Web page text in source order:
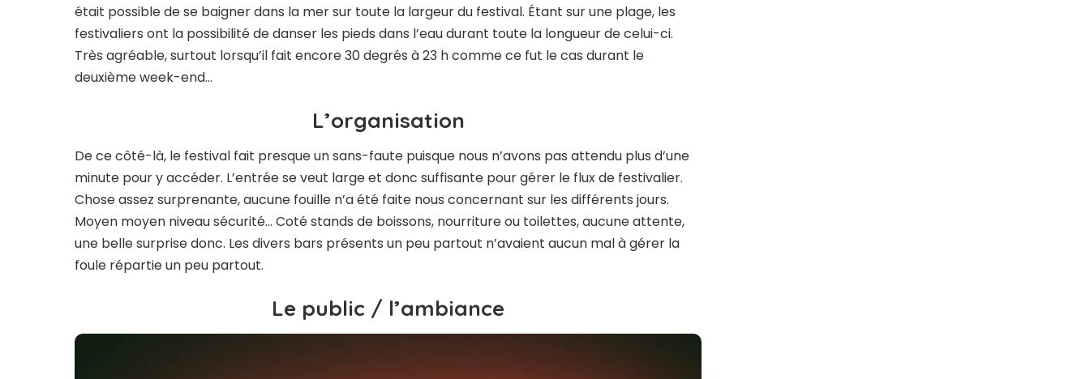
était possible de se baigner dans la mer sur toute la largeur du festival. Étant sur une plage, les
festivaliers ont la possibilité de danser les pieds dans l’eau durant toute la longueur de celui-ci.
Très agréable, surtout lorsqu’il fait encore 30 degrés à 23 h comme ce fut le cas durant le
deuxième week-end…
L’organisation
De ce côté-là, le festival fait presque un sans-faute puisque nous n’avons pas attendu plus d’une
minute pour y accéder. L’entrée se veut large et donc suffisante pour gérer le flux de festivalier.
Chose assez surprenante, aucune fouille n’a été faite nous concernant sur les différents jours.
Moyen moyen niveau sécurité… Coté stands de boissons, nourriture ou toilettes, aucune attente,
une belle surprise donc. Les divers bars présents un peu partout n’avaient aucun mal à gérer la
foule répartie un peu partout.
Le public / l’ambiance